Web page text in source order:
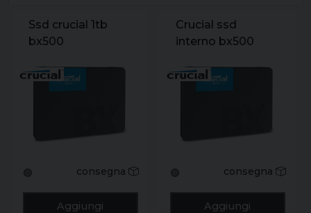
Ssd crucial 1tb
bx500
2.5 sata r/w
🟢 consegna
Aggiungi
Crucial ssd
interno bx500
6gb/s r/w 540/500
🟢 consegna
Aggiungi